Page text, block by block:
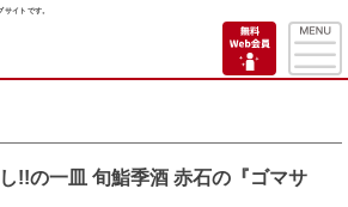
イトです。
!!の一皿 旬鮨季酒 赤石の『ゴマサ